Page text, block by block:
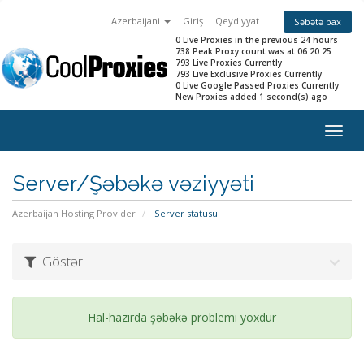
Azerbaijani Giriş Qeydiyyat Səbətə bax
0 Live Proxies in the previous 24 hours
738 Peak Proxy count was at 06:20:25
793 Live Proxies Currently
793 Live Exclusive Proxies Currently
0 Live Google Passed Proxies Currently
New Proxies added 1 second(s) ago
Server/Şəbəkə vəziyyəti
Azerbaijan Hosting Provider Server statusu
Göstər
Hal-hazırda şəbəkə problemi yoxdur